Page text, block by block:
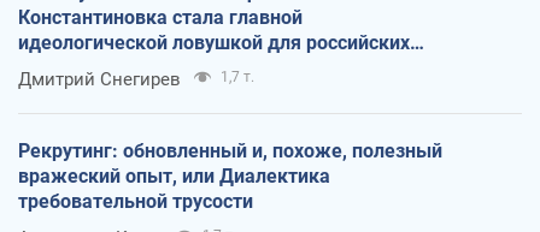
Константиновка стала главной
идеологической ловушкой для российских
оккупантов
Дмитрий Снегирев 1,7 т.
Рекрутинг: обновленный и, похоже, полезный
вражеский опыт, или Диалектика
требовательной трусости